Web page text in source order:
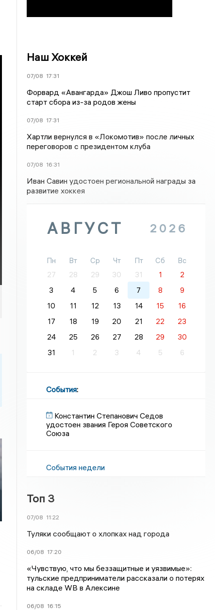
Наш Хоккей
07/08 17:31
Форвард «Авангарда» Джош Ливо пропустит
старт сбора из-за родов жены
07/08 17:31
Хартли вернулся в «Локомотив» после личных
переговоров с президентом клуба
07/08 16:31
Иван Савин удостоен региональной награды за
развитие хоккея
АВГУСТ 2026
Пн Вт Ср Чт Пт Сб
Вс
27
28 29 30 31 1
2
3
4 5 6 7 8
9
10
11 12 13 14 15
16
17
18 19 20 21 22
23
24
25 26 27 28 29
30
31
1 2 3 4 5 6
События:
Константин Степанович Седов
удостоен звания Героя Советского
Союза
События недели
Топ 3
07/08 11:22
Туляки сообщают о хлопках над города
06/08 17:20
«Чувствую, что мы беззащитные и уязвимые»:
тульские предприниматели рассказали о потерях
на складе WB в Алексине
06/08 16:15